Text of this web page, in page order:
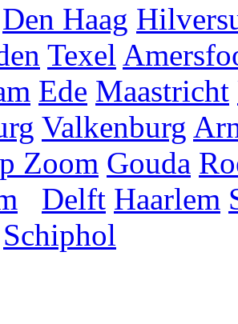
Den Haag
Texel
Ede Maastricht
Valkenburg
Zoom Gouda
Delft Haarlem
Schiphol